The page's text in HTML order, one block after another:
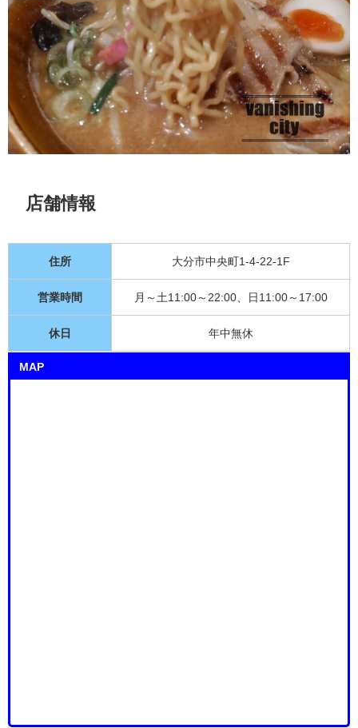
店舗情報
住所 大分市中央町1-4-22-1F
営業時間 月～土11:00～22:00、日11:00～17:00
休日 年中無休
MAP